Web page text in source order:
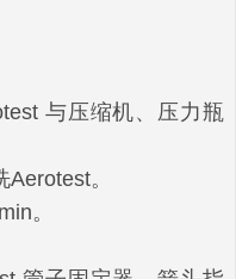
与压缩机、压力瓶
。
。